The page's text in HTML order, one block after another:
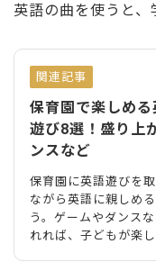
英語の曲を使うと、
関連記事
保育園で楽しめ
遊び8選！盛り上
ンスなど
保育園に英語遊びを
ながら英語に親しめ
う。ゲームやダンス
れれば、子どもが楽